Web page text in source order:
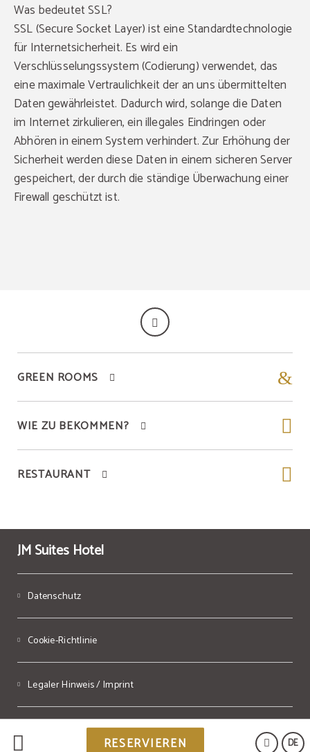
DE
RESERVIEREN
Was bedeutet SSL?
SSL (Secure Socket Layer) ist eine Standardtechnologie
für Internetsicherheit. Es wird ein
Verschlüsselungssystem (Codierung) verwendet, das
eine maximale Vertraulichkeit der an uns übermittelten
Daten gewährleistet. Dadurch wird, solange die Daten
im Internet zirkulieren, ein illegales Eindringen oder
Abhören in einem System verhindert. Zur Erhöhung der
Sicherheit werden diese Daten in einem sicheren Server
gespeichert, der durch die ständige Überwachung einer
Firewall geschützt ist.
GREEN ROOMS
WIE ZU BEKOMMEN?
RESTAURANT
JM Suites Hotel
Datenschutz
Cookie-Richtlinie
Legaler Hinweis / Imprint
Powered by Keytel